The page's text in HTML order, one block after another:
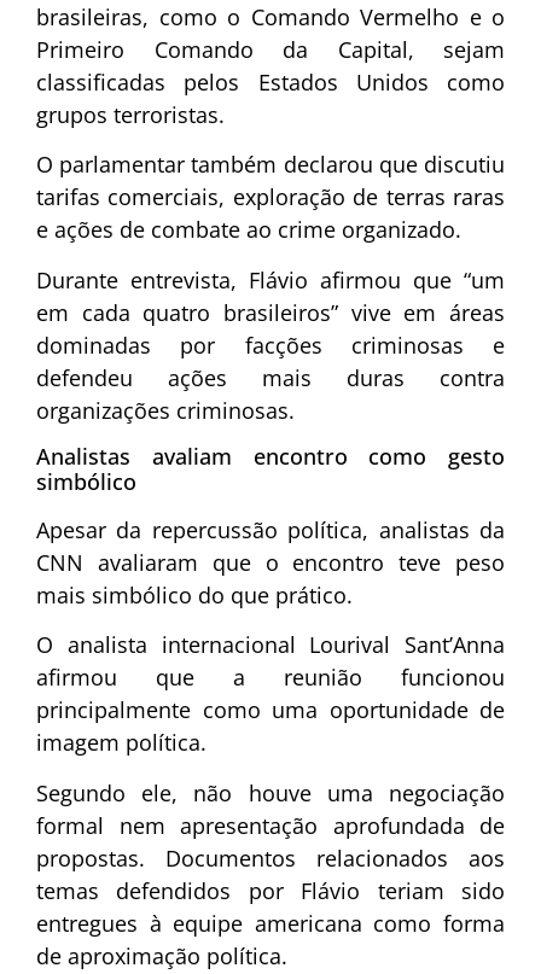
brasileiras, como o Comando Vermelho e o
Primeiro Comando da Capital, sejam
classificadas pelos Estados Unidos como
grupos terroristas.
O parlamentar também declarou que discutiu
tarifas comerciais, exploração de terras raras
e ações de combate ao crime organizado.
Durante entrevista, Flávio afirmou que “um
em cada quatro brasileiros” vive em áreas
dominadas por facções criminosas e
defendeu ações mais duras contra
organizações criminosas.
Analistas avaliam encontro como gesto
simbólico
Apesar da repercussão política, analistas da
CNN avaliaram que o encontro teve peso
mais simbólico do que prático.
O analista internacional Lourival Sant’Anna
afirmou que a reunião funcionou
principalmente como uma oportunidade de
imagem política.
Segundo ele, não houve uma negociação
formal nem apresentação aprofundada de
propostas. Documentos relacionados aos
temas defendidos por Flávio teriam sido
entregues à equipe americana como forma
de aproximação política.